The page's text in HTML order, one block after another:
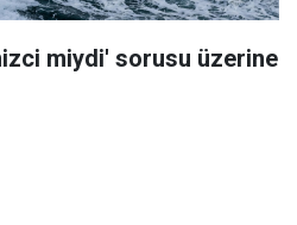
miydi' sorusu üzerine